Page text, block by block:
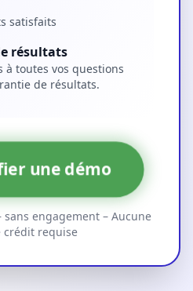
satisfaits
résultats
à toutes vos questions
de résultats.
une démo
engagement – Aucune
crédit requise